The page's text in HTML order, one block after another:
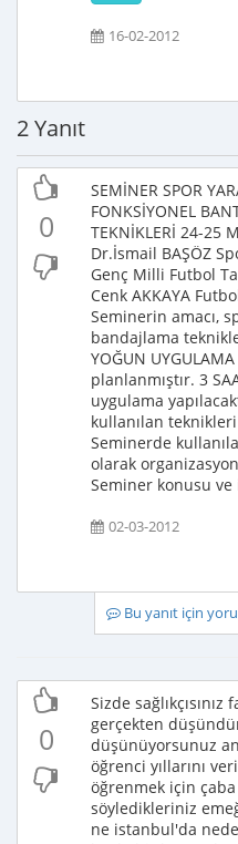
16-02-2012
2 Yanıt
0
SEMİNER SPOR
FONKSİYONEL
TEKNİKLERİ 24-25
Dr.İsmail BAŞÖZ
Genç Milli Futbol
Cenk AKKAYA
Seminerin amacı,
bandajlama
YOĞUN
planlanmıştır. 3
uygulama
kullanılan
Seminerde
olarak
Seminer konusu
02-03-2012
Bu yanıt için
0
Sizde
gerçekten
düşünüyorsunuz
öğrenci yıllarını
öğrenmek için
söyledikleriniz
ne istanbul'da